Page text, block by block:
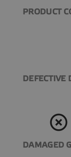
PRODUCT
DEFECTIVE
highlight_off
DAMAGED